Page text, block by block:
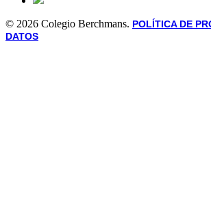
© 2026 Colegio Berchmans. POLÍTICA DE
DATOS